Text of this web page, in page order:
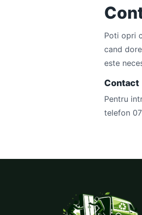
Poti opri
cand
este
Contact
Pentru
telefon